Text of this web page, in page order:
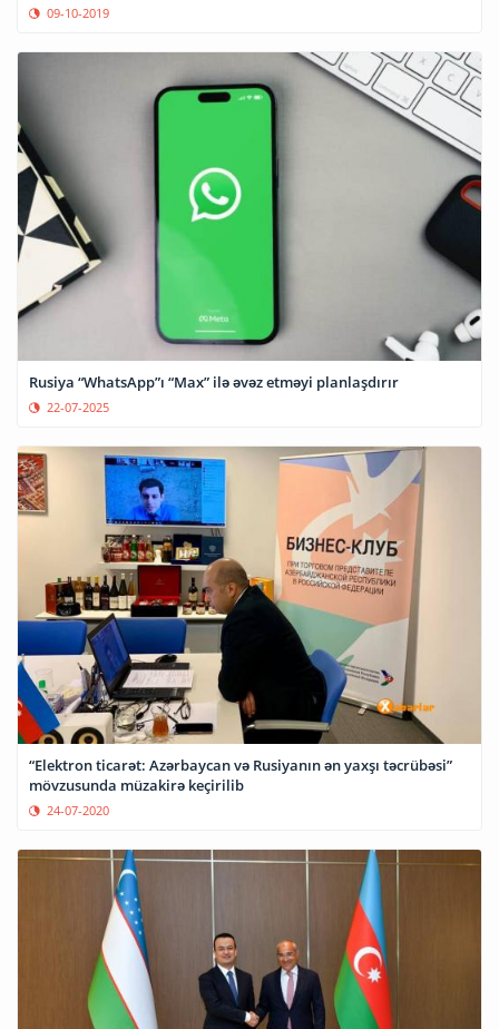
09-10-2019
Rusiya “WhatsApp”ı “Max” ilə əvəz etməyi planlaşdırır
22-07-2025
“Elektron ticarət: Azərbaycan və Rusiyanın ən yaxşı təcrübəsi”
mövzusunda müzakirə keçirilib
24-07-2020